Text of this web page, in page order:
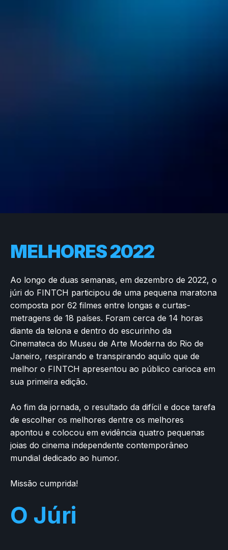
MELHORES 2022
Ao longo de duas semanas, em dezembro de 2022, o
júri do FINTCH participou de uma pequena maratona
composta por 62 filmes entre longas e curtas-
metragens de 18 países. Foram cerca de 14 horas
diante da telona e dentro do escurinho da
Cinemateca do Museu de Arte Moderna do Rio de
Janeiro, respirando e transpirando aquilo que de
melhor o FINTCH apresentou ao público carioca em
sua primeira edição.
Ao fim da jornada, o resultado da difícil e doce tarefa
de escolher os melhores dentre os melhores
apontou e colocou em evidência quatro pequenas
joias do cinema independente contemporâneo
mundial dedicado ao humor.
Missão cumprida!
O Júri